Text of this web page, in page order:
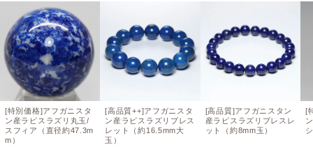
[特別価格]アフガニスタ
ン産ラピスラズリ丸玉/
スフィア（直径約47.3m
m）
[高品質++]アフガニスタ
ン産ラピスラズリブレス
レット（約16.5mm大
玉）
[高品質]アフガニスタン
産ラピスラズリブレスレ
ット（約8mm玉）
[